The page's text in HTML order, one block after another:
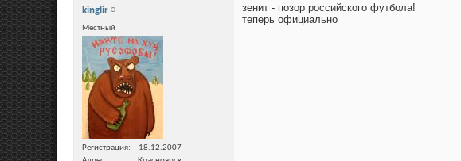
kinglir
Местный
Регистрация
18.12.2007
зенит - позор российского футбола!
теперь официально